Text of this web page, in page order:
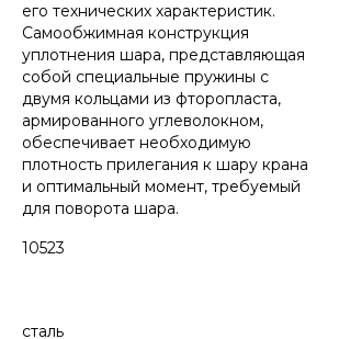
его технических характеристик.
Самообжимная конструкция
уплотнения шара, представляющая
собой специальные пружины с
двумя кольцами из фторопласта,
армированного углеволокном,
обеспечивает необходимую
плотность прилегания к шару крана
и оптимальный момент, требуемый
для поворота шара.
10523
сталь